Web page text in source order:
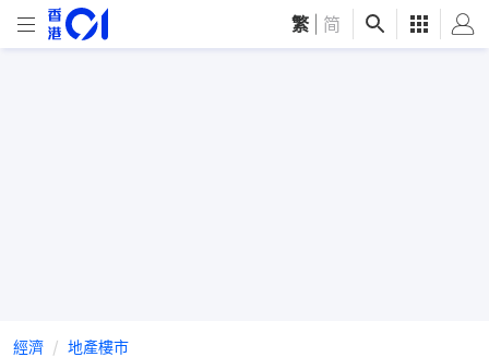
繁 简
經濟 地產樓市